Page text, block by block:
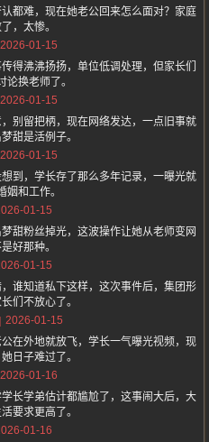
都难，现在她老公回来怎么面对？家庭
，太惨。
2026-01-15
得沸沸扬扬，单位低调处理，但家长们
论换老师了。
2026-01-15
别留把柄，现在网络发达，一点旧事就
甜是活例子。
2026-01-15
到，学长存了那么多年记录，一曝光就
姻和工作。
01-15
甜粉丝掉光，这波操作让她从老师变网
好那种。
01-15
谁知道私下这样，这次事件后，集团形
们不放心了。
2026-01-15
在外地就放飞，学长一气曝光视频，现
日子难过了。
2026-01-16
长学弟估计都尴尬了，这事闹大后，大
要求更高了。
01-16